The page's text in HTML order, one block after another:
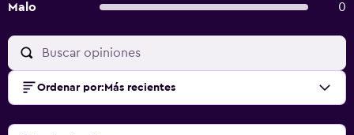
Malo
0
Ordenar por: Más recientes